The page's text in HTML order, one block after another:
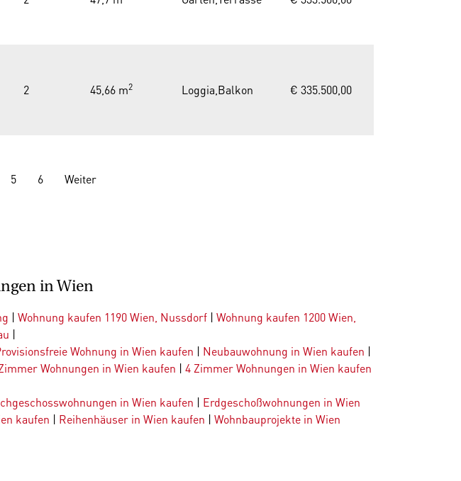
2 45,66 m2 Loggia,Balkon € 335.500,00
5 6 Weiter
in Wien
| Wohnung kaufen 1190 Wien, Nussdorf| Wohnung kaufen 1200 Wien,
|
Wohnung in Wien kaufen | Neubauwohnung in Wien kaufen |
Wohnungen in Wien kaufen | 4 Zimmer Wohnungen in Wien kaufen
in Wien kaufen | Erdgeschoßwohnungen in Wien
kaufen | Reihenhäuser in Wien kaufen | Wohnbauprojekte in Wien